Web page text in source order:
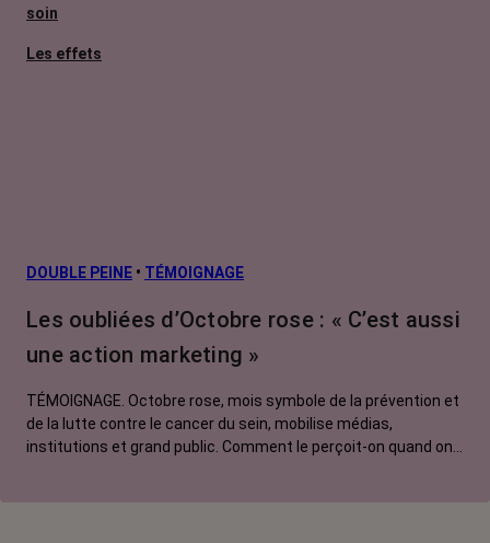
soin
Les effets
L’après cancer
Traitements
contre le cancer
DOUBLE PEINE • TÉMOIGNAGE
Les oubliées d’Octobre rose : « C’est aussi
une action marketing »
TÉMOIGNAGE. Octobre rose, mois symbole de la prévention et
de la lutte contre le cancer du sein, mobilise médias,
institutions et grand public. Comment le perçoit-on quand on